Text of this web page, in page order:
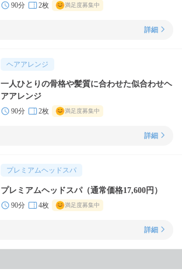
90分 2枚 満足度募集中
詳細
ヘアアレンジ
一人ひとりの骨格や髪質に合わせた似合わせヘ
アアレンジ
90分 2枚 満足度募集中
詳細
プレミアムヘッドスパ
プレミアムヘッドスパ（通常価格17,600円）
90分 4枚 満足度募集中
詳細